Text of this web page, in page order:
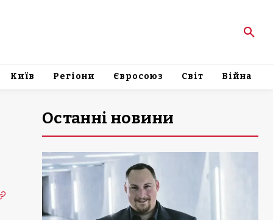
Київ Регіони Євросоюз Світ Війна
Останні новини